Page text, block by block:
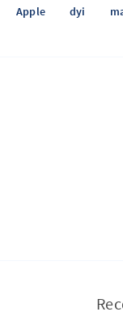
Apple dyi